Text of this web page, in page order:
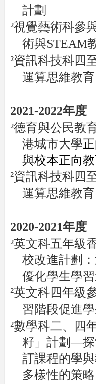
計劃
²視覺藝術科參
術與STEAM
²資訊科技科四
運算思維教育
2021-2022年度
²德育與公民教
港城市大學
與校本正向教
²資訊科技科四
運算思維教育
2020-2021年度
²英文科五年級
校改進計劃
優化學生學
²英文科四年級
習階段促進
²數學科二、四
籽」計劃—探
訂課程的學
多樣性的策略